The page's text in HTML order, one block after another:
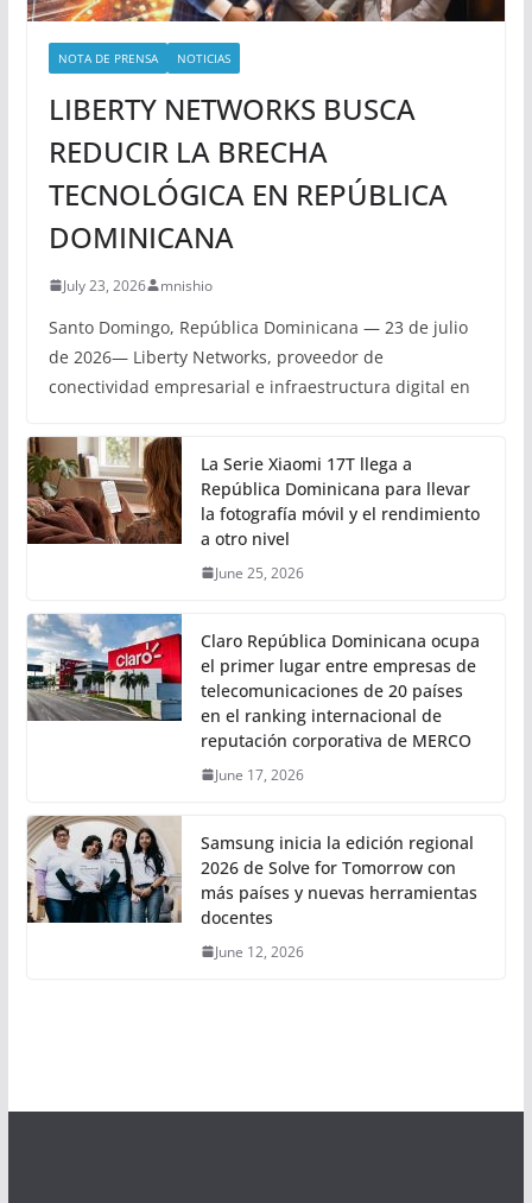
NOTA DE PRENSA NOTICIAS
LIBERTY NETWORKS BUSCA
REDUCIR LA BRECHA
TECNOLÓGICA EN REPÚBLICA
DOMINICANA
July 23, 2026 mnishio
Santo Domingo, República Dominicana — 23 de julio
de 2026— Liberty Networks, proveedor de
conectividad empresarial e infraestructura digital en
La Serie Xiaomi 17T llega a
República Dominicana para llevar
la fotografía móvil y el rendimiento
a otro nivel
June 25, 2026
Claro República Dominicana ocupa
el primer lugar entre empresas de
telecomunicaciones de 20 países
en el ranking internacional de
reputación corporativa de MERCO
June 17, 2026
Samsung inicia la edición regional
2026 de Solve for Tomorrow con
más países y nuevas herramientas
docentes
June 12, 2026